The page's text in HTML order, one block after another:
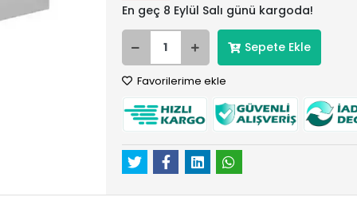
En geç 8 Eylül Salı günü kargoda!
Sepete Ekle
Favorilerime ekle